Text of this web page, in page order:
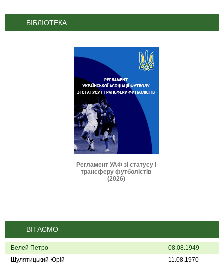
БІБЛІОТЕКА
Регламент УАФ зі статусу і
трансферу футболістів
(2026)
ВІТАЄМО
Белей Петро
08.08.1949
Шулятицький Юрій
11.08.1970